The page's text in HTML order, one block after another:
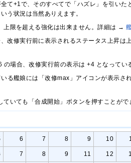
て+1で、そのすべてで「ハズレ」を引いた
う状況は当然ありえます。
上限を超える強化は出来ません。詳細は →
改修実行前に表示されるステータス上昇
場合、改修実行前の表示は +4 となって
る艦娘には「改修max」アイコンが表示
いても「合成開始」ボタンを押すことがで
6 7 8 9 10
7 8 9 11 12